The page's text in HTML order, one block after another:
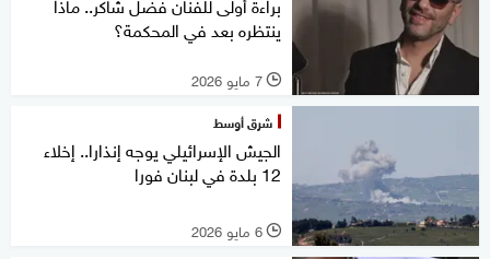
ينتظره بعد في المحكمة؟
l 7 مايو 2026
شرق أوسط
الجيش الإسرائيلي يوجه إنذارا.. إخلاء
12 بلدة في لبنان فورا
l 6 مايو 2026